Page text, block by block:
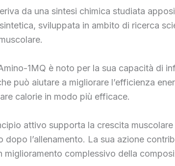
da una sintesi chimica studiata
sviluppata in ambito di ricerca
1MQ è noto per la sua capacità di
può aiutare a migliorare l’efficienza
calorie in modo più efficace.
attivo supporta la crescita
l’allenamento. La sua azione
complessivo della